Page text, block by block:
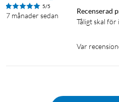
5/5
7 månader sedan
Recenserad
Tåligt skal för
Var